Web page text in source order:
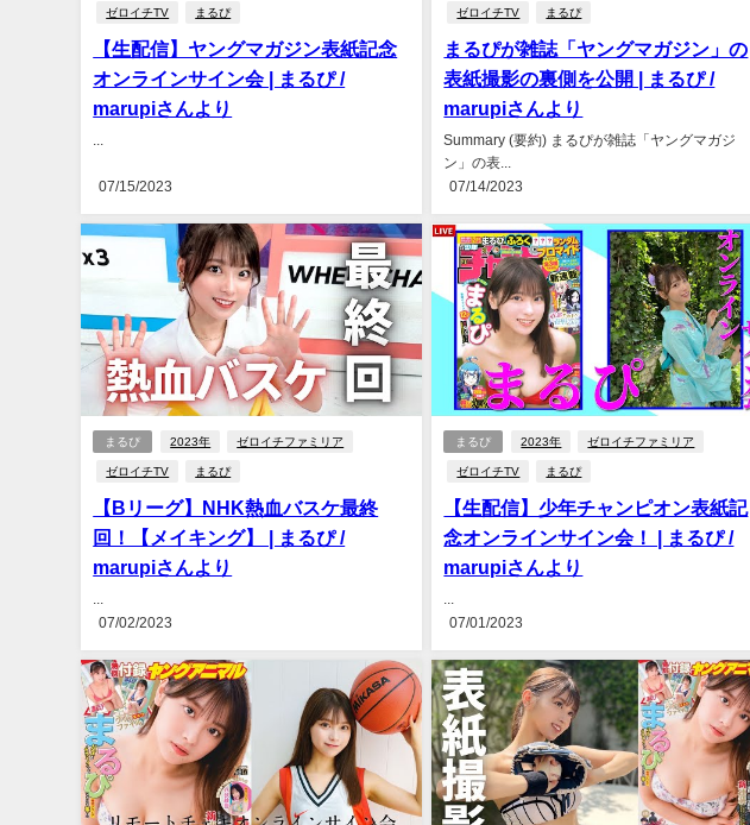
ゼロイチTV まるぴ
【生配信】ヤングマガジン表紙記念
オンラインサイン会 | まるぴ /
marupiさんより
07/15/2023
ゼロイチTV まるぴ
まるぴが雑誌「ヤングマガジン」の
表紙撮影の裏側を公開 | まるぴ /
marupiさんより
Summary (要約) まるぴが雑誌「ヤングマガジ
ン」の表...
07/14/2023
まるぴ 2023年 ゼロイチファミリア
ゼロイチTV まるぴ
【Bリーグ】NHK熱血バスケ最終
回！【メイキング】 | まるぴ /
marupiさんより
07/02/2023
まるぴ 2023年 ゼロイチファミリア
ゼロイチTV まるぴ
【生配信】少年チャンピオン表紙記
念オンラインサイン会！ | まるぴ /
marupiさんより
07/01/2023